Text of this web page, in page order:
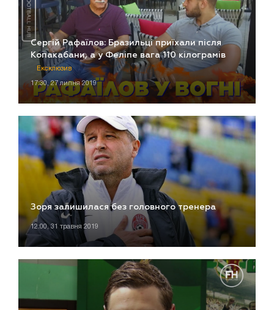
Сергій Рафаїлов: Бразильці приїхали після
Копакабани, а у Феліпе вага 110 кілограмів
Ексклюзив
17:30, 27 липня 2019
Зоря залишилася без головного тренера
12:00, 31 травня 2019